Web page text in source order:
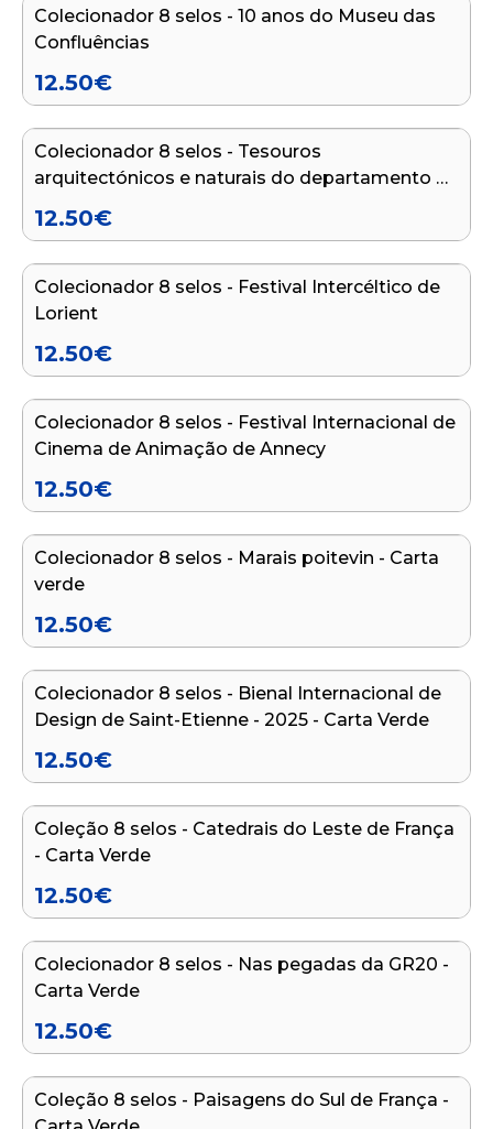
Colecionador 8 selos - 10 anos do Museu das
Confluências
12.50€
Colecionador 8 selos - Tesouros
arquitectónicos e naturais do departamento de
12.50€
Colecionador 8 selos - Festival Intercéltico de
Lorient
12.50€
Colecionador 8 selos - Festival Internacional de
Cinema de Animação de Annecy
12.50€
Colecionador 8 selos - Marais poitevin - Carta
verde
12.50€
Colecionador 8 selos - Bienal Internacional de
Design de Saint-Etienne - 2025 - Carta Verde
12.50€
Coleção 8 selos - Catedrais do Leste de França
- Carta Verde
12.50€
Colecionador 8 selos - Nas pegadas da GR20 -
Carta Verde
12.50€
Coleção 8 selos - Paisagens do Sul de França -